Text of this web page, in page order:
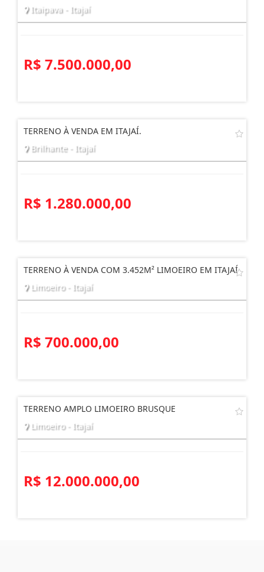
Itaipava - Itajaí
R$ 7.500.000,00
TERRENO À VENDA EM ITAJAÍ.
Brilhante - Itajaí
R$ 1.280.000,00
TERRENO À VENDA COM 3.452M² LIMOEIRO EM ITAJAÍ
Limoeiro - Itajaí
R$ 700.000,00
TERRENO AMPLO LIMOEIRO BRUSQUE
Limoeiro - Itajaí
R$ 12.000.000,00